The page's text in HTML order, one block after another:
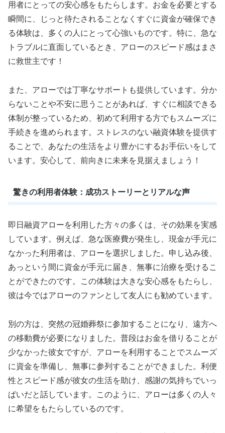
用者にとっての安心感をもたらします。お金を必要とする
瞬間に、じっと待たされることなくすぐに資金が確保でき
る体験は、多くの人にとって心強いものです。特に、急な
トラブルに直面しているとき、アローのスピード感はまさ
に救世主です！
また、アローでは丁寧なサポートも提供しています。分か
らないことや不安に思うことがあれば、すぐに相談できる
体制が整っているため、初めて利用する方でもスムーズに
手続きを進められます。ストレスのない融資体験を提供す
ることで、あなたの生活をより豊かにするお手伝いをして
います。安心して、前向きに未来を見据えましょう！
驚きの利用者体験：成功ストーリーとリアルな声
即日融資アローを利用した方々の多くは、その効果を実感
しています。例えば、急な医療費が発生し、現金が手元に
なかった利用者は、アローを選択しました。申し込み後、
あっという間に資金が手元に届き、無事に治療を受けるこ
とができたのです。この体験は大きな安心感をもたらし、
彼は今ではアローのファンとして友人にも勧めています。
別の方は、突然の冠婚葬祭に参加することになり、遠方へ
の移動費が必要になりました。普段はお金を借りることが
少なかった彼女ですが、アローを利用することでスムーズ
に資金を準備し、無事に参列することができました。利便
性とスピード感が彼女の生活を助け、感謝の気持ちでいっ
ぱいだと話しています。このように、アローは多くの人々
に希望をもたらしているのです。